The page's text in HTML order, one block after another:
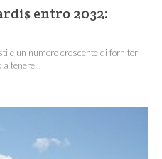
entro 2032:
e un numero crescente di fornitori
tenere...